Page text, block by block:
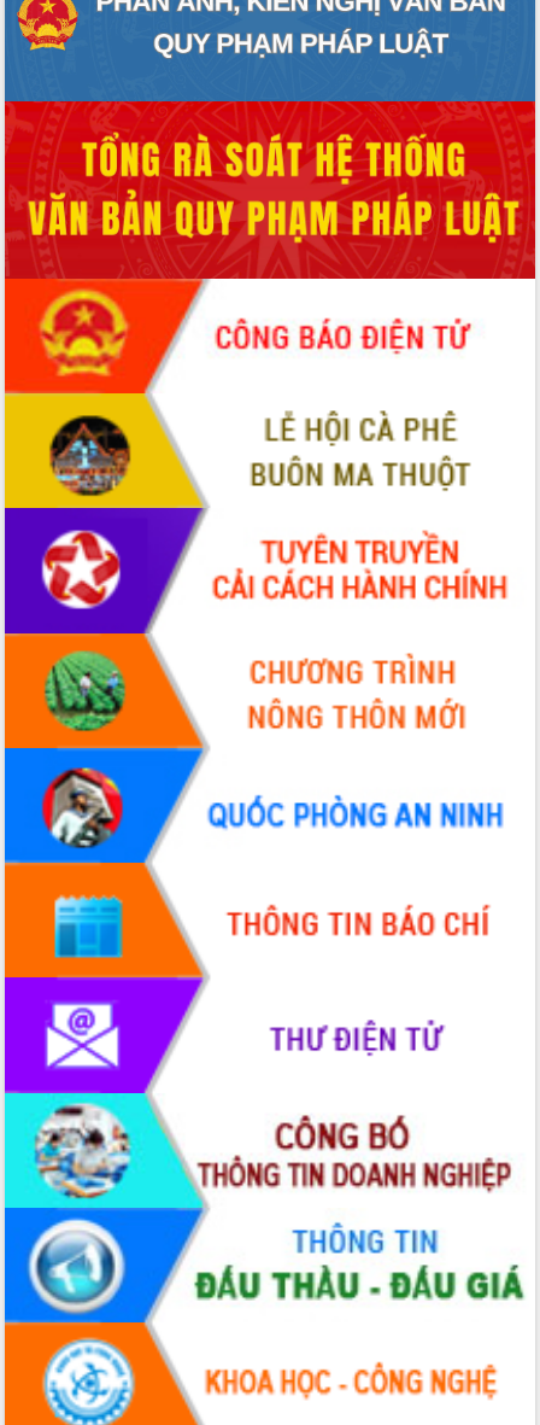
Thứ trưởng Bộ Nông nghiệp và Môi
trường Nguyễn Hoàng Hiệp khảo sát
vùng trồng và doanh nghiệp đóng gói
Trình diễn nghệ thuật chế biến các
món ăn từ sầu riêng
Đắk Lắk công bố Quy hoạch và xúc
tiến đầu tư tỉnh
Ngành cá ngừ Đắk Lắk chủ động thích
ứng để giữ vững thị trường xuất khẩu
Diễn đàn Kinh tế tư nhân Việt Nam đột
phá cơ chế - Hợp tác công tư
Đề án 06 tạo bước ngoặt đột phá trong
cải cách hành chính tỉnh Đắk Lắk
Kết nối tour, đẩy mạnh chuyển đổi số
để phát triển du lịch Đắk Lắk
Khởi động Dự án Đầu tư xây dựng hạ
tầng kỹ thuật Cụm công nghiệp Tân
Gặp mặt các cơ quan báo chí nhân Kỷ
niệm 101 năm Ngày Báo chí Cách
mạng Việt Nam
Đắk Lắk sơ kết 4 năm triển khai thực
hiện Đề án 06 của Chính phủ
Họp báo thông tin về Hội nghị Công bố
Quy hoạch và Xúc tiến đầu tư tỉnh Đắk
Khơi thông điểm nghẽn, đẩy nhanh
giải ngân vốn khắc phục thiên tai
HĐND tỉnh thông qua điều chỉnh Quy
hoạch tỉnh thời kỳ 2021-2030
Hội thảo góp ý hồ sơ điều chỉnh quy
hoạch tỉnh Đắk Lắk thời kỳ 2021-2030,
tầm nhìn đến năm 2050
Nâng cao hiệu quả hoạt động của các
doanh nghiệp nhà nước
Hội nghị triển khai kết nối mạng
truyền số liệu chuyên dùng phục vụ cơ
quan Đảng, Nhà nước
Lễ phát động chuỗi hoạt động chung
tay làm sạch môi trường
Xã Ea Kar bước chuyển mình trong
công tác cải cách hành chính mô hình
mới
UBND tỉnh họp báo định kỳ tháng 4
năm 2026
Hội thảo khoa học “Giải pháp thúc đẩy
phát triển nền kinh tế xanh tại tỉnh
Đắk Lắk”
Tăng cường giám sát, đôn đốc thực
hiện nhiệm vụ quản lý tài sản công
hàng tuần
Tháo gỡ những vướng mắc, đẩy mạnh
công tác cải cách thủ tục hành chính